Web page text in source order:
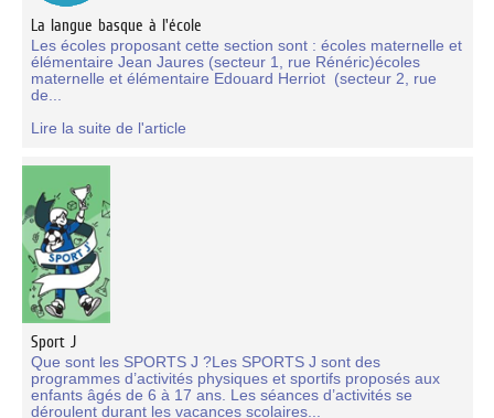
La langue basque à l'école
Les écoles proposant cette section sont : écoles maternelle et
élémentaire Jean Jaures (secteur 1, rue Rénéric)écoles
maternelle et élémentaire Edouard Herriot (secteur 2, rue
de...
Lire la suite de l'article
Sport J
Que sont les SPORTS J ?Les SPORTS J sont des
programmes d’activités physiques et sportifs proposés aux
enfants âgés de 6 à 17 ans. Les séances d’activités se
déroulent durant les vacances scolaires...